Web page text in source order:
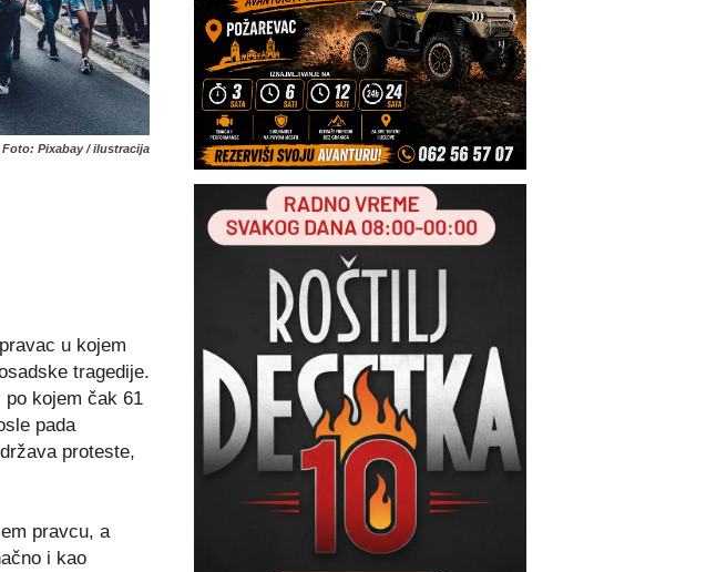
Foto: Pixabay / ilustracija
u kojem
tragedije.
po kojem čak 61
pada
proteste,
pravcu, a
i kao